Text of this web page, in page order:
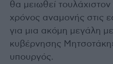
θα μειωθεί
χρόνος αναμονής στις
για μια ακόμη μεγάλη
κυβέρνησης
υπουργός.